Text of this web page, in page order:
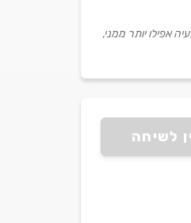
אפילו יותר ממני,
לשיחה